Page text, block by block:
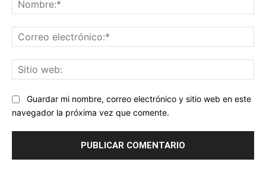
Guardar mi nombre, correo electrónico y sitio web en este
navegador la próxima vez que comente.